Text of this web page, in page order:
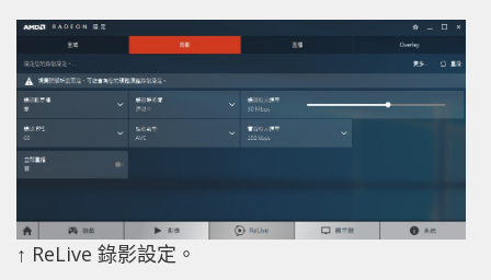
↑ ReLive 錄影設定。